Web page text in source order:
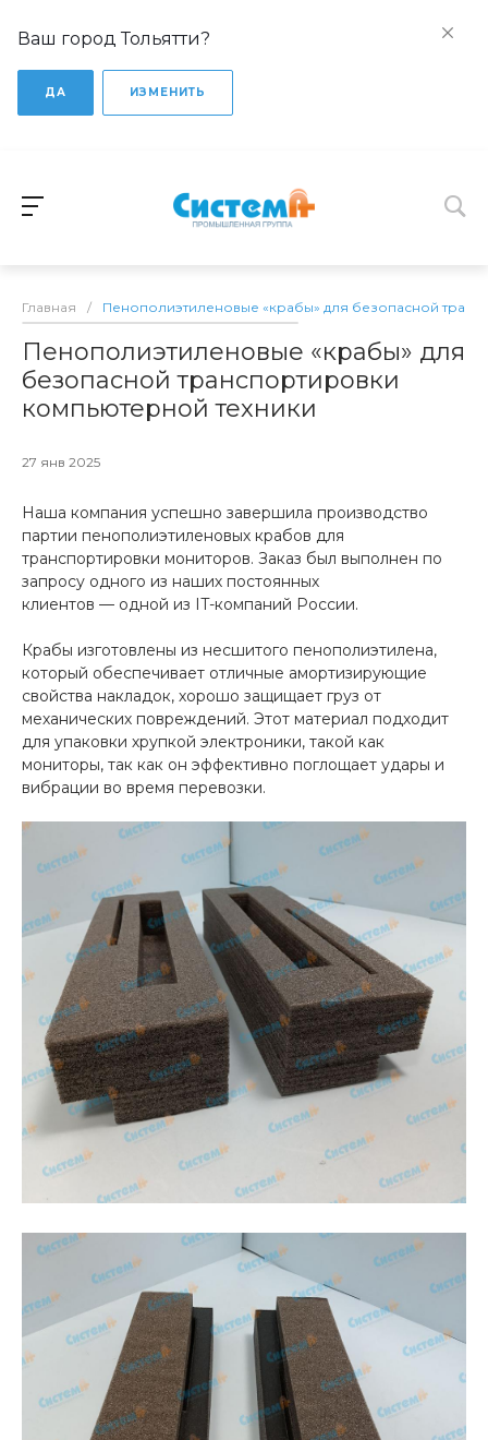
Ваш город Тольятти?
ДА ИЗМЕНИТЬ
Главная / Пенополиэтиленовые «крабы» для безопасной
Пенополиэтиленовые «крабы» для
безопасной транспортировки
компьютерной техники
27 янв 2025
Наша компания успешно завершила производство
партии пенополиэтиленовых крабов для
транспортировки мониторов. Заказ был выполнен по
запросу одного из наших постоянных
клиентов — одной из IT-компаний России.
Крабы изготовлены из несшитого пенополиэтилена,
который обеспечивает отличные амортизирующие
свойства накладок, хорошо защищает груз от
механических повреждений. Этот материал подходит
для упаковки хрупкой электроники, такой как
мониторы, так как он эффективно поглощает удары и
вибрации во время перевозки.